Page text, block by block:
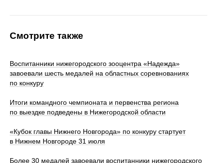
Смотрите также
Воспитанники нижегородского зооцентра «Надежда»
завоевали шесть медалей на областных соревнованиях
по конкуру
Итоги командного чемпионата и первенства региона
по выездке подведены в Нижегородской области
«Кубок главы Нижнего Новгорода» по конкуру стартует
в Нижнем Новгороде 31 июля
Более 30 медалей завоевали воспитанники нижегородского